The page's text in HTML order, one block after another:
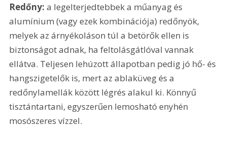
Redőny: a legelterjedtebbek a műanyag és
alumínium (vagy ezek kombinációja) redőnyök,
melyek az árnyékoláson túl a betörők ellen is
biztonságot adnak, ha feltolásgátlóval vannak
ellátva. Teljesen lehúzott állapotban pedig jó hő- és
hangszigetelők is, mert az ablaküveg és a
redőnylamellák között légrés alakul ki. Könnyű
tisztántartani, egyszerűen lemosható enyhén
mosószeres vízzel.